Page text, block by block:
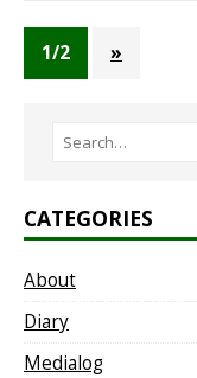
1/2 »
CATEGORIES
About
Diary
Medialog